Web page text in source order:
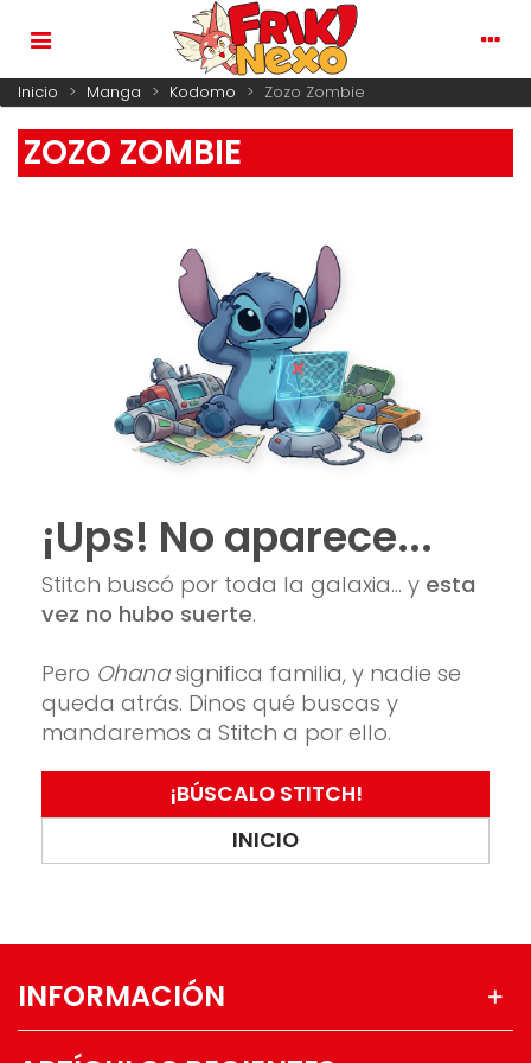
Inicio > Manga > Kodomo > Zozo Zombie
ZOZO ZOMBIE
¡Ups! No aparece...
Stitch buscó por toda la galaxia... y esta
vez no hubo suerte.
Pero Ohanasignifica familia, y nadie se
queda atrás. Dinos qué buscas y
mandaremos a Stitch a por ello.
¡BÚSCALO STITCH!
INICIO
INFORMACIÓN